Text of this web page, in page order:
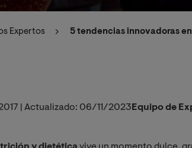
Expertos 5 tendencias innovadoras
Actualizado: 06/11/2023 Equipo de